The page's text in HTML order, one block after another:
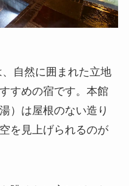
自然に囲まれた立地
すめの宿です。本館
）は屋根のない造り
を見上げられるのが